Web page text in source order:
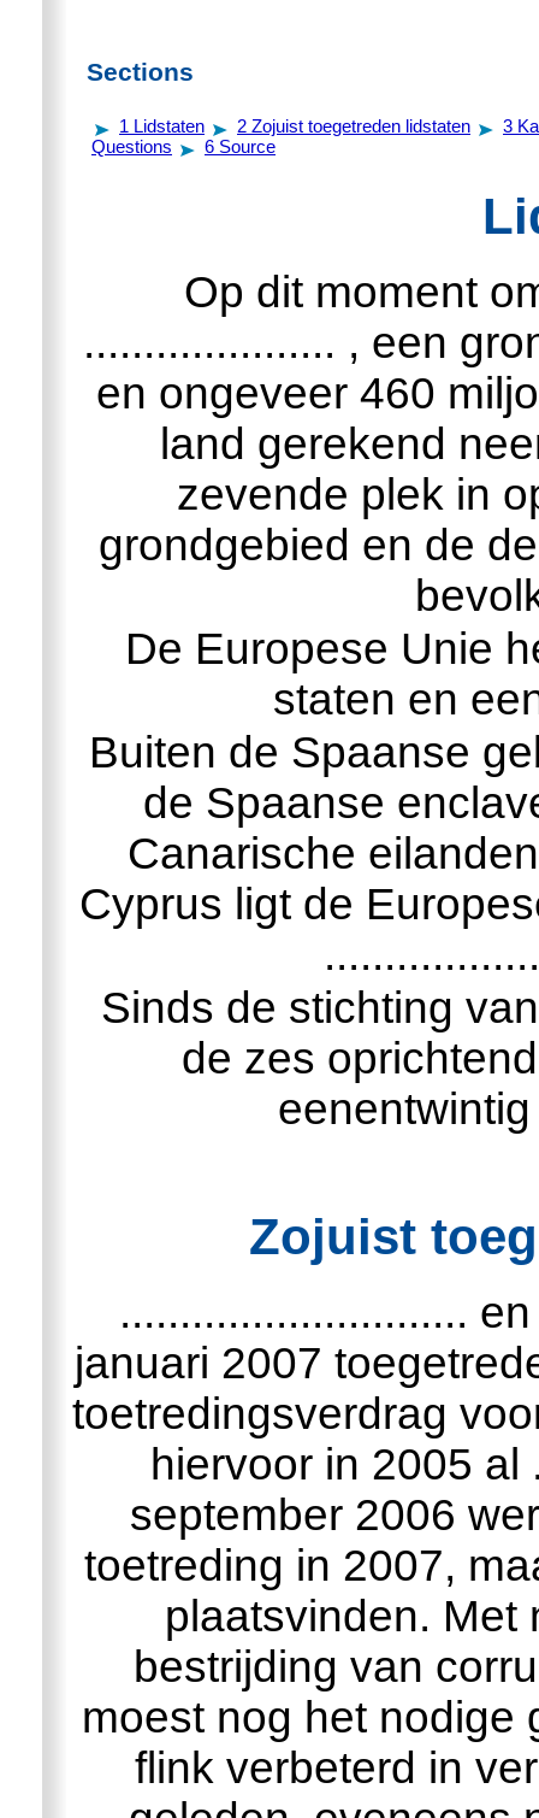
Sections
1 Lidstaten 2 Zojuist toegetreden lidstaten 3
Questions
6 Source
Op dit moment
..................... , een
en ongeveer 460
land gerekend
zevende plek in
grondgebied en de
De Europese Unie
staten en
Buiten de Spaanse
de Spaanse
Canarische
Cyprus ligt de
Sinds de stichting
de zes
Zojuist
.............................
januari 2007
toetredingsverdrag
hiervoor in 2005 al
september 2006
toetreding in 2007,
plaatsvinden. Met
bestrijding van
moest nog het nodige
flink verbeterd in